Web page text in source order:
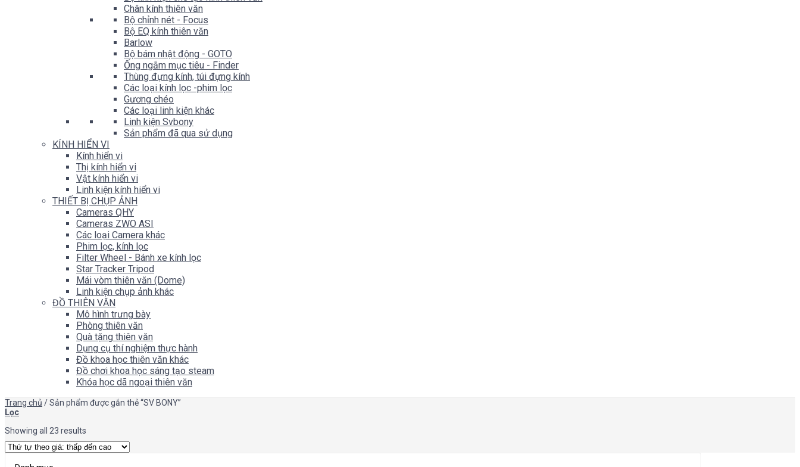
Chân kính thiên văn
Bộ chỉnh nét - Focus
Bộ EQ kính thiên văn
Barlow
Bộ bám nhật động - GOTO
Ống ngắm mục tiêu - Finder
Thùng đựng kính, túi đựng kính
Các loại kính lọc -phim lọc
Gương chéo
Các loại linh kiện khác
Linh kiện Svbony
Sản phẩm đã qua sử dụng
KÍNH HIỂN VI
Kính hiển vi
Thị kính hiển vi
Vật kính hiển vi
Linh kiện kính hiển vi
THIẾT BỊ CHỤP ẢNH
Cameras QHY
Cameras ZWO ASI
Các loại Camera khác
Phim lọc, kính lọc
Filter Wheel - Bánh xe kính lọc
Star Tracker Tripod
Mái vòm thiên văn (Dome)
Linh kiện chụp ảnh khác
ĐỒ THIÊN VĂN
Mô hình trưng bày
Phòng thiên văn
Quà tặng thiên văn
Dụng cụ thí nghiệm thực hành
Đồ khoa học thiên văn khác
Đồ chơi khoa học sáng tạo steam
Khóa học dã ngoại thiên văn
Trang chủ /Sản phẩm được gắn thẻ “SV BONY”
Lọc
Showing all 23 results